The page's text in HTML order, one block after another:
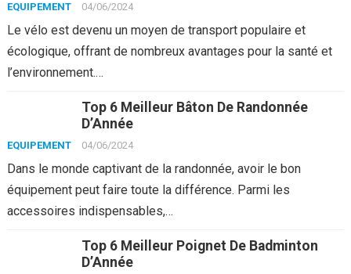
EQUIPEMENT 04/06/2024
Le vélo est devenu un moyen de transport populaire et
écologique, offrant de nombreux avantages pour la santé et
l’environnement.…
Top 6 Meilleur Bâton De Randonnée
D’Année
EQUIPEMENT 04/06/2024
Dans le monde captivant de la randonnée, avoir le bon
équipement peut faire toute la différence. Parmi les
accessoires indispensables,…
Top 6 Meilleur Poignet De Badminton
D’Année